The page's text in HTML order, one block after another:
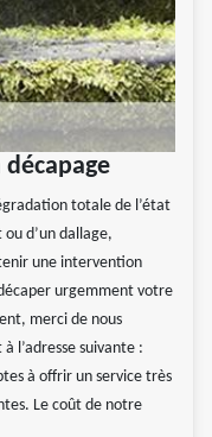
totale de l’état
d’un dallage,
une intervention
urgemment votre
merci de nous
l’adresse suivante :
à offrir un service très
Le coût de notre